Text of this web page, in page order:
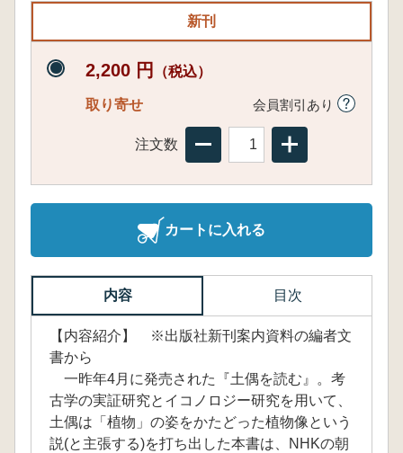
新刊
2,200 円 （税込）
取り寄せ 会員割引あり
注文数
カートに入れる
内容 目次
【内容紹介】 ※出版社新刊案内資料の編者文
書から
一昨年4月に発売された『土偶を読む』。考
古学の実証研究とイコノロジー研究を用いて、
土偶は「植物」の姿をかたどった植物像という
説(と主張する)を打ち出した本書は、NHKの朝